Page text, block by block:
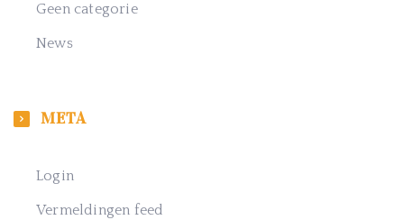
Geen categorie
News
META
Login
Vermeldingen feed